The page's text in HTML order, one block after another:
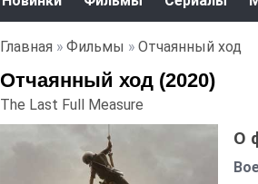
Главная » Фильмы » Отчаянный ход
Отчаянный ход (2020)
The Last Full Measure
О